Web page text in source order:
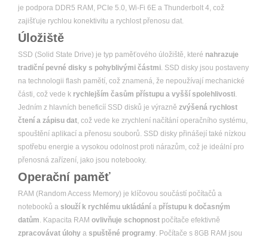
je podpora DDR5 RAM, PCIe 5.0, Wi-Fi 6E a Thunderbolt 4, což
zajišťuje rychlou konektivitu a rychlost přenosu dat.
Úložiště
SSD (Solid State Drive) je typ paměťového úložiště, které nahrazuje
tradiční pevné disky s pohyblivými částmi. SSD disky jsou postaveny
na technologii flash pamětí, což znamená, že nepoužívají mechanické
části, což vede k rychlejším časům přístupu a vyšší spolehlivosti.
Jedním z hlavních beneficíí SSD disků je výrazně zvýšená rychlost
čtení a zápisu dat, což vede ke zrychlení načítání operačního systému,
spouštění aplikací a přenosu souborů. SSD disky přinášejí také nízkou
spotřebu energie a vysokou odolnost proti nárazům, což je ideální pro
přenosná zařízení, jako jsou notebooky.
Operační paměť
RAM (Random Access Memory) je klíčovou součástí počítačů a
notebooků a slouží k rychlému ukládání a přístupu k dočasným
datům. Kapacita RAM ovlivňuje schopnost počítače efektivně
zpracovávat úlohy a spuštěné programy. Počítače s 8GB RAM jsou